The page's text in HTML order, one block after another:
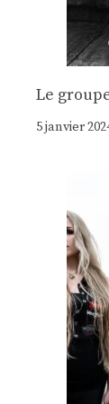
Le
5 janvier